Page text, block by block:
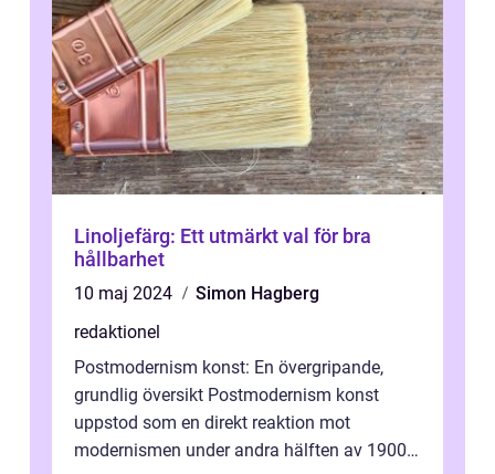
Linoljefärg: Ett utmärkt val för bra
hållbarhet
10 maj 2024
Simon Hagberg
redaktionel
Postmodernism konst: En övergripande,
grundlig översikt Postmodernism konst
uppstod som en direkt reaktion mot
modernismen under andra hälften av 1900-